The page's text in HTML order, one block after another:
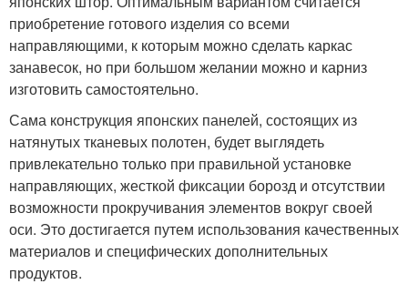
приобретение готового изделия со всеми
направляющими, к которым можно сделать каркас
занавесок, но при большом желании можно и карниз
изготовить самостоятельно.
Сама конструкция японских панелей, состоящих из
натянутых тканевых полотен, будет выглядеть
привлекательно только при правильной установке
направляющих, жесткой фиксации борозд и отсутствии
возможности прокручивания элементов вокруг своей
оси. Это достигается путем использования качественных
материалов и специфических дополнительных
продуктов.